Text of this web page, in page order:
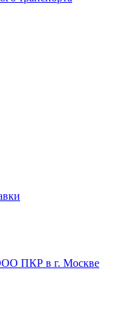
ПКР в г. Москве